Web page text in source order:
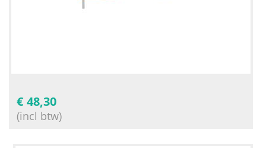
€ 48,30
(incl btw)